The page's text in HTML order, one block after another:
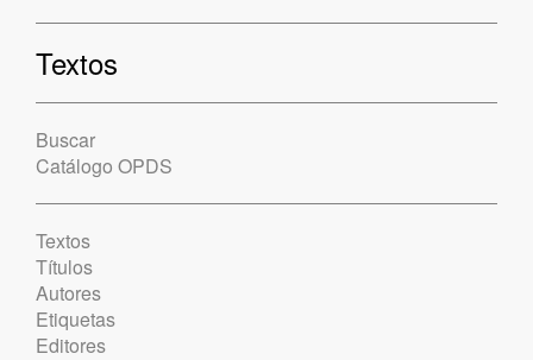
Textos
Buscar
Catálogo OPDS
Textos
Títulos
Autores
Etiquetas
Editores